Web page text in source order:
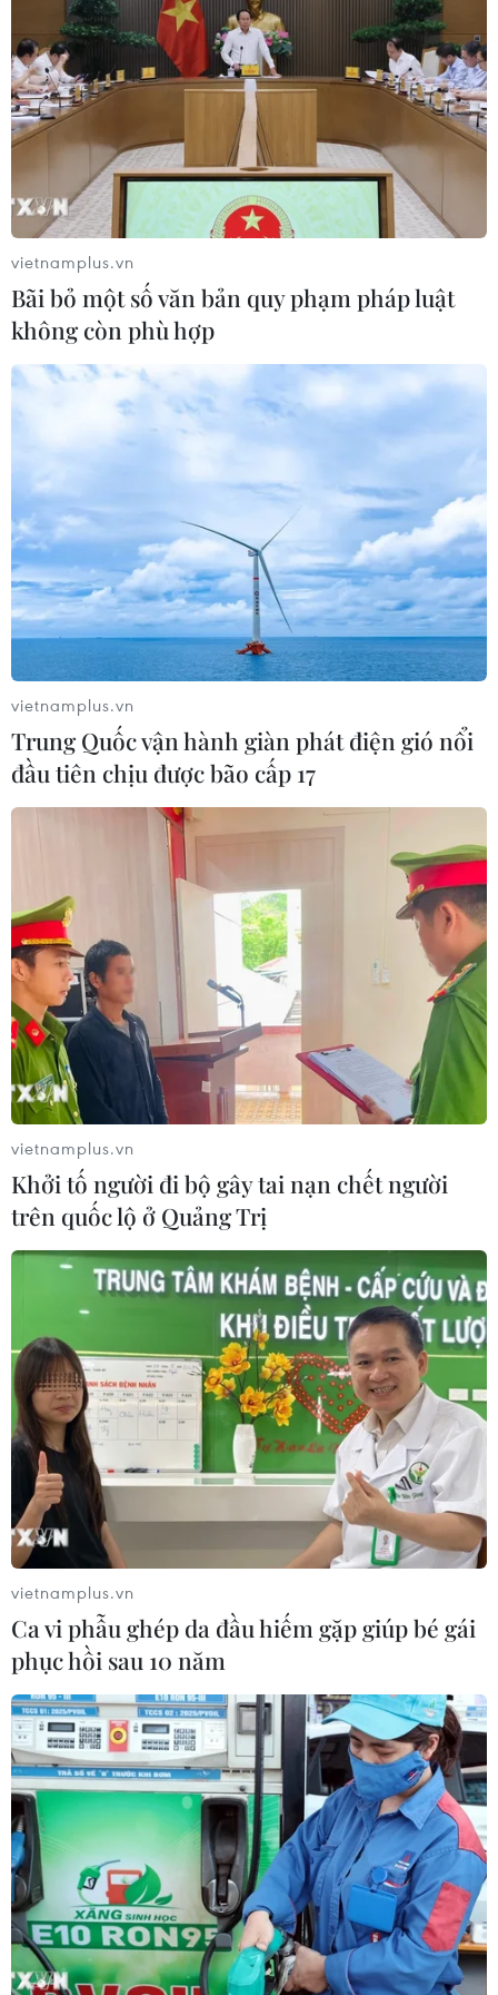
TIN CÙNG CHUYÊN MỤC
Thắt chặt tình hữu nghị sắt son giữa
các cựu chuyên gia quân sự Nga với
Việt Nam
06/08/2026 06:23
vietnamplus.vn
Bãi bỏ một số văn bản quy phạm pháp luật
không còn phù hợp
vietnamplus.vn
Trung Quốc vận hành giàn phát điện gió nổi
đầu tiên chịu được bão cấp 17
vietnamplus.vn
Khởi tố người đi bộ gây tai nạn chết người
trên quốc lộ ở Quảng Trị
vietnamplus.vn
Ca vi phẫu ghép da đầu hiếm gặp giúp bé gái
phục hồi sau 10 năm